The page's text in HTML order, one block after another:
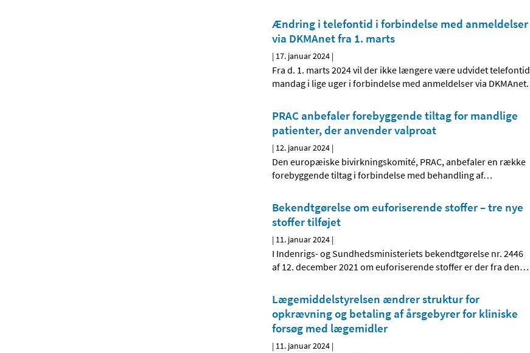
Ændring i telefontid i forbindelse med anmeldelser
via DKMAnet fra 1. marts
| 17. januar 2024 |
Fra d. 1. marts 2024 vil der ikke længere være udvidet telefontid
mandag i lige uger i forbindelse med anmeldelser via DKMAnet.
PRAC anbefaler forebyggende tiltag for mandlige
patienter, der anvender valproat
| 12. januar 2024 |
Den europæiske bivirkningskomité, PRAC, anbefaler en række
forebyggende tiltag i forbindelse med behandling af…
Bekendtgørelse om euforiserende stoffer – tre nye
stoffer tilføjet
| 11. januar 2024 |
I Indenrigs- og Sundhedsministeriets bekendtgørelse nr. 2446
af 12. december 2021 om euforiserende stoffer er der fra den…
Lægemiddelstyrelsen ændrer struktur for
opkrævning og betaling af årsgebyrer for kliniske
forsøg med lægemidler
| 11. januar 2024 |